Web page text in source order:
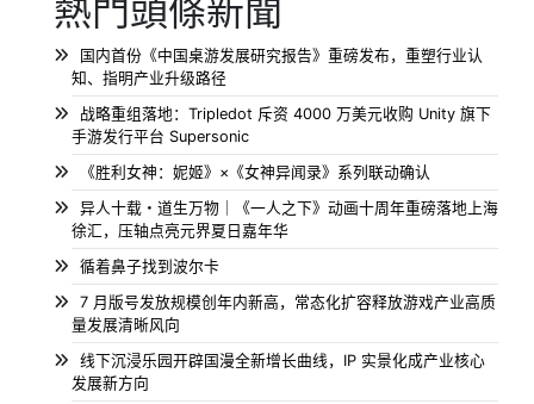
熱門頭條新聞
国内首份《中国桌游发展研究报告》重磅发布，重塑行业认
知、指明产业升级路径
战略重组落地：Tripledot 斥资 4000 万美元收购 Unity 旗下
手游发行平台 Supersonic
《胜利女神：妮姬》×《女神异闻录》系列联动确认
异人十载・道生万物｜《一人之下》动画十周年重磅落地上海
徐汇，压轴点亮元界夏日嘉年华
循着鼻子找到波尔卡
7 月版号发放规模创年内新高，常态化扩容释放游戏产业高质
量发展清晰风向
线下沉浸乐园开辟国漫全新增长曲线，IP 实景化成产业核心
发展新方向